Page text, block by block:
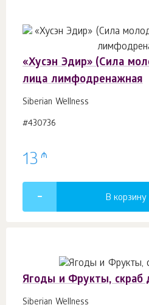
«Хусэн Эдир» (Сила
лица лимфодренажная
Siberian Wellness
#430736
13 ₼
В корзину
Ягоды и Фрукты, скраб
Siberian Wellness